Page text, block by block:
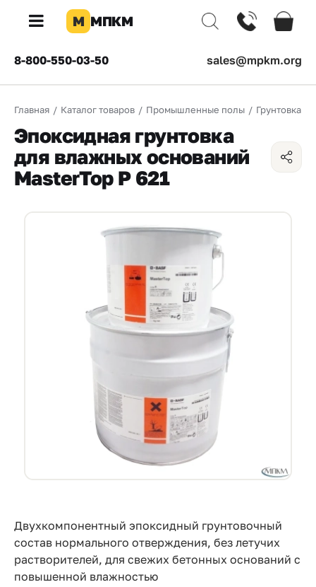
×
КОМПАНИЯ
О
компании
Доставка
Оплата
8
550-
03-
50
М МПКМ
8-800-550-03-50 sales@mpkm.org
Главная / Каталог товаров / Промышленные полы / Грунтовка
Эпоксидная грунтовка
для влажных оснований
MasterTop P 621
Двухкомпонентный эпоксидный грунтовочный
состав нормального отверждения, без летучих
растворителей, для свежих бетонных оснований с
повышенной влажностью